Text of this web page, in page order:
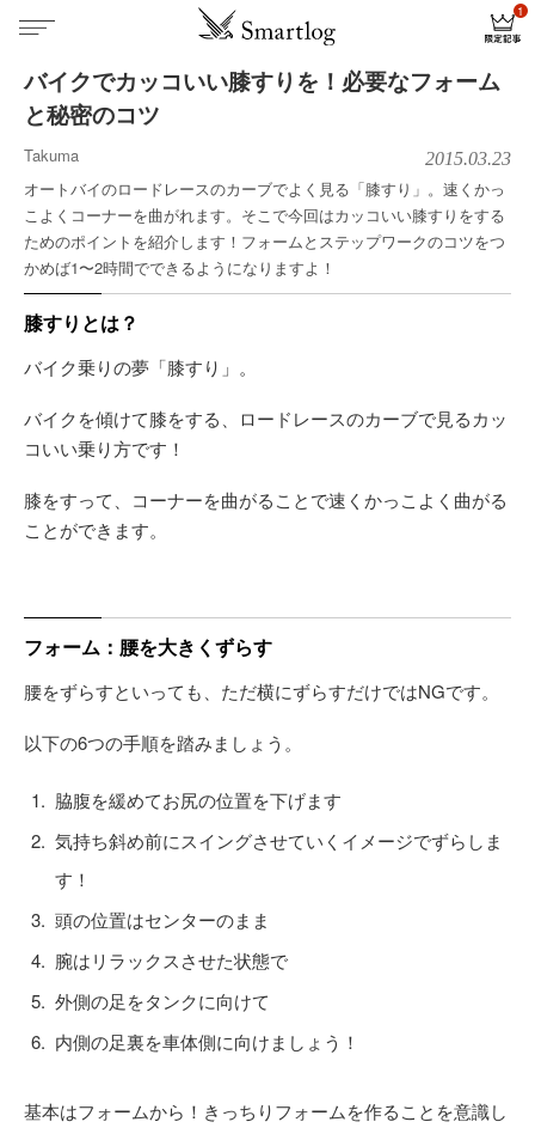
バイクでカッコいい膝すりを！必要なフォーム
と秘密のコツ
Takuma 2015.03.23
オートバイのロードレースのカーブでよく見る「膝すり」。速くかっ
こよくコーナーを曲がれます。そこで今回はカッコいい膝すりをする
ためのポイントを紹介します！フォームとステップワークのコツをつ
かめば1〜2時間でできるようになりますよ！
膝すりとは？
バイク乗りの夢「膝すり」。
バイクを傾けて膝をする、ロードレースのカーブで見るカッ
コいい乗り方です！
膝をすって、コーナーを曲がることで速くかっこよく曲がる
ことができます。
フォーム：腰を大きくずらす
腰をずらすといっても、ただ横にずらすだけではNGです。
以下の6つの手順を踏みましょう。
脇腹を緩めてお尻の位置を下げます
気持ち斜め前にスイングさせていくイメージでずらしま
す！
頭の位置はセンターのまま
腕はリラックスさせた状態で
外側の足をタンクに向けて
内側の足裏を車体側に向けましょう！
基本はフォームから！きっちりフォームを作ることを意識し